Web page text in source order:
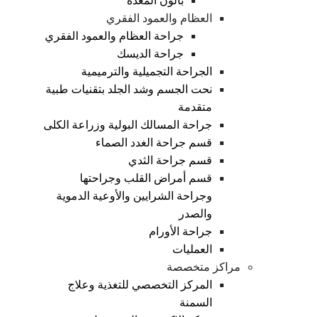
العظام والعمود الفقري
جراحة العظام والعمود الفقري
جراحة الديسك
الجراحة التجميلية والترميمية
نحت الجسم وشد الجلد بتقنيات طبية
متقدمة
جراحة المسالك البولية وزراعة الكلى
قسم جراحة الغدد الصماء
قسم جراحة الثدي
قسم أمراض القلب وجراحتها
وجراحة الشرايين والأوعية الدموية
والصدر
جراحة الأورام
العمليات
مراكز متخصصة
المركز التخصصي للتغذية وعلاج
السمنة